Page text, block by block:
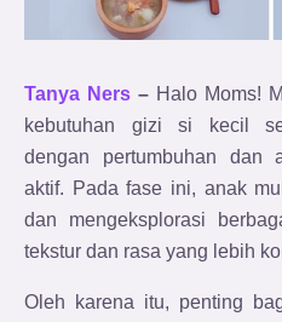
Tanya Ners – Halo Moms!
kebutuhan gizi si kecil
dengan pertumbuhan dan
aktif. Pada fase ini, anak
dan mengeksplorasi
tekstur dan rasa yang lebih
Oleh karena itu, penting